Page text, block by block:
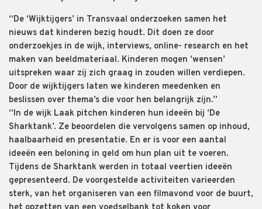
“De ‘Wijktijgers’ in Transvaal onderzoeken samen het
nieuws dat kinderen bezig houdt. Dit doen ze door
onderzoekjes in de wijk, interviews, online- research en het
maken van beeldmateriaal. Kinderen mogen ‘wensen’
uitspreken waar zij zich graag in zouden willen verdiepen.
Door de wijktijgers laten we kinderen meedenken en
beslissen over thema’s die voor hen belangrijk zijn.”
“In de wijk Laak pitchen kinderen hun ideeën bij ‘De
Sharktank’. Ze beoordelen die vervolgens samen op inhoud,
haalbaarheid en presentatie. En er is voor een aantal
ideeën een beloning in geld om hun plan uit te voeren.
Tijdens de Sharktank werden in totaal veertien ideeën
gepresenteerd. De voorgestelde activiteiten varieerden
sterk, van het organiseren van een filmavond voor de buurt,